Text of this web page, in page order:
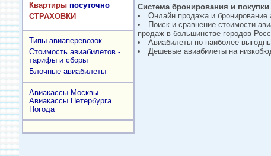
Квартиры посуточно
СТРАХОВКИ
Типы авиаперевозок
Стоимость авиабилетов -
тарифы и сборы
Блочные авиабилеты
Авиакассы Москвы
Авиакассы Петербурга
Погода
Система бронирования и покупки
Онлайн продажа и бронирование
Поиск и сравнение стоимости
продаж в большинстве городов
Авиабилеты по наиболее
Дешевые авиабилеты на